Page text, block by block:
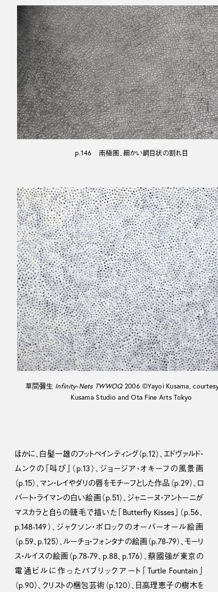
p.146 南極圏、細かい網目状の割れ目
草間彌生 Infinity-Nets TWWOQ2006 ©Yayoi Kusama,
Kusama Studio and Ota Fine Arts Tokyo
ほかに、白髪一雄のフットペインティング（p.12）、エドヴァルド・
ムンクの「叫び」（p.13）、ジョージア・オキーフの風景画
（p.15）、マン・レイやダリの唇をモチーフとした作品（p.29）、ロ
バート・ライマンの白い絵画（p.51）、ジャニーヌ・アントーニが
マスカラと自らの睫毛で描いた「Butterfly Kisses」（p.56、
p.148-149）、ジャクソン・ポロックのオーバーオール絵画
（p.59、p.125）、ルーチョ・フォンタナの絵画（p.78-79）、モーリ
ス・ルイスの絵画（p.78-79、p.88、p.176）、蔡國強が東京の
電通ビルに作ったパブリックアート「Turtle Fountain」
（p.90）、クリストの梱包芸術（p.120）、日高理恵子の樹木を